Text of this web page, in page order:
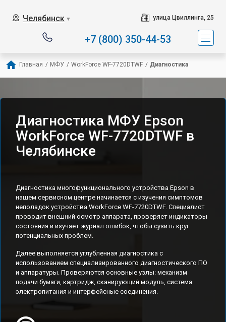
Челябинск ▼ улица Цвиллинга, 25
+7 (800) 350-44-53
Главная / МФУ / WorkForce WF-7720DTWF / Диагностика
Диагностика МФУ Epson
WorkForce WF-7720DTWF в
Челябинске
Диагностика многофункционального устройства Epson в
нашем сервисном центре начинается с изучения симптомов
неполадок устройства WorkForce WF-7720DTWF. Специалист
проводит внешний осмотр аппарата, проверяет индикаторы
состояния и изучает журнал ошибок, чтобы сузить круг
потенциальных проблем.
Далее выполняется углубленная диагностика с
использованием специализированного диагностического ПО
и аппаратуры. Проверяются основные узлы: механизм
подачи бумаги, картридж, сканирующий модуль, система
электропитания и интерфейсные соединения.